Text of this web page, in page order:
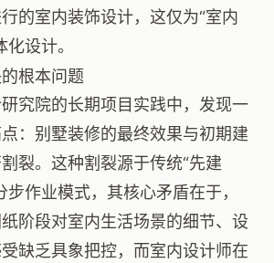
的室内装饰设计，这仅为“室内
设计。
根本问题
究院的长期项目实践中，发现一
：别墅装修的最终效果与初期建
裂。这种割裂源于传统“先建
步作业模式，其核心矛盾在于，
阶段对室内生活场景的细节、设
缺乏具象把控，而室内设计师在